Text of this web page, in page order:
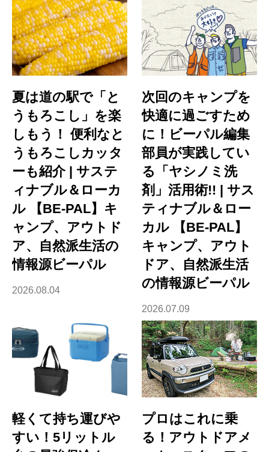
夏は道の駅で「と
うもろこし」を楽
しもう！ 便利なと
うもろこしカッタ
ーも紹介 | サステ
ィナブル＆ローカ
ル 【BE-PAL】キ
ャンプ、アウトド
ア、自然派生活の
情報源ビーパル
2026.08.04
次回のキャンプを
快適に過ごすため
に！ビーパル編集
部員が実践してい
る「ヤシノミ洗
剤」活用術!! | サス
ティナブル＆ロー
カル 【BE-PAL】
キャンプ、アウト
ドア、自然派生活
の情報源ビーパル
2026.07.09
軽くて持ち運びや
すい！5リットル
プロはこれに乗
る！アウトドアメ